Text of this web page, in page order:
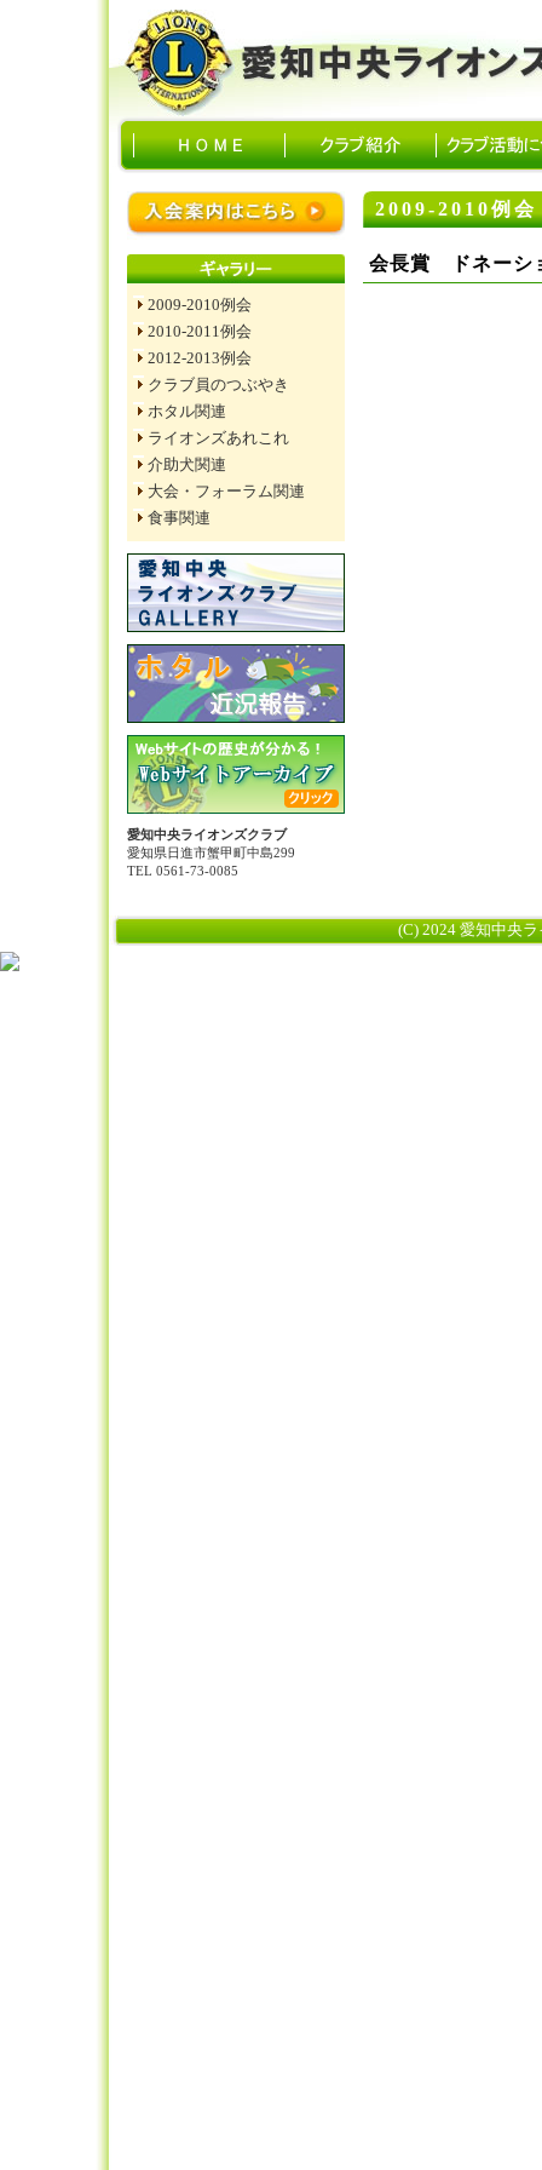
2009-2010例会
会長賞 ドネーシ
2009-2010例会
2010-2011例会
2012-2013例会
クラブ員のつぶやき
ホタル関連
ライオンズあれこれ
介助犬関連
大会・フォーラム関連
食事関連
愛知中央ライオンズクラブ
愛知県日進市蟹甲町中島299
TEL 0561-73-0085
(C) 2024 愛知中央